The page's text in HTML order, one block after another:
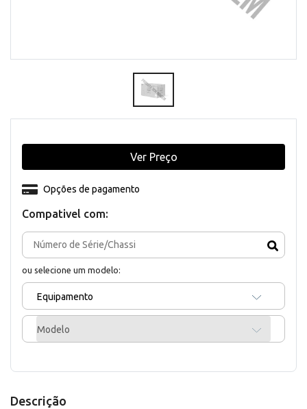
Compativel com:
ou selecione um modelo:
Equipamento
Modelo
Opções de pagamento
Ver Preço
Descrição